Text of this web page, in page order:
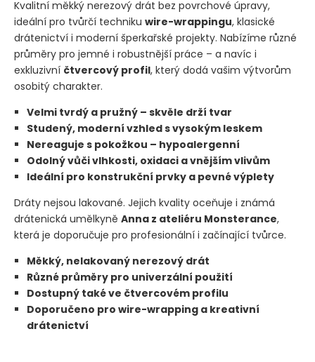
Kvalitní měkký nerezový drát bez povrchové úpravy,
ideální pro tvůrčí techniku wire-wrappingu, klasické
drátenictví i moderní šperkařské projekty. Nabízíme různé
průměry pro jemné i robustnější práce – a navíc i
exkluzivní čtvercový profil, který dodá vašim výtvorům
osobitý charakter.
Velmi tvrdý a pružný – skvěle drží tvar
Studený, moderní vzhled s vysokým leskem
Nereaguje s pokožkou – hypoalergenní
Odolný vůči vlhkosti, oxidaci a vnějším vlivům
Ideální pro konstrukční prvky a pevné výplety
Dráty nejsou lakované. Jejich kvality oceňuje i známá
drátenická umělkyně Anna z ateliéru Monsterance,
která je doporučuje pro profesionální i začínající tvůrce.
Měkký, nelakovaný nerezový drát
Různé průměry pro univerzální použití
Dostupný také ve čtvercovém profilu
Doporučeno pro wire-wrapping a kreativní
drátenictví